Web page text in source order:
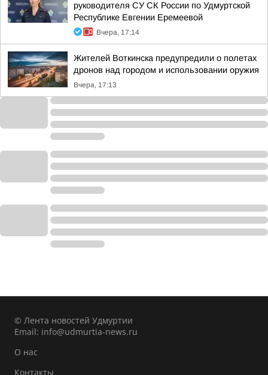
руководителя СУ СК России по Удмуртской
Республике Евгении Еремеевой
Вчера, 17:14
Жителей Воткинска предупредили о полетах
дронов над городом и использовании оружия
Вчера, 17:13
© Лента новостей Удмуртии
Email: info@udmurtia-news.ru
О нас
Контакты